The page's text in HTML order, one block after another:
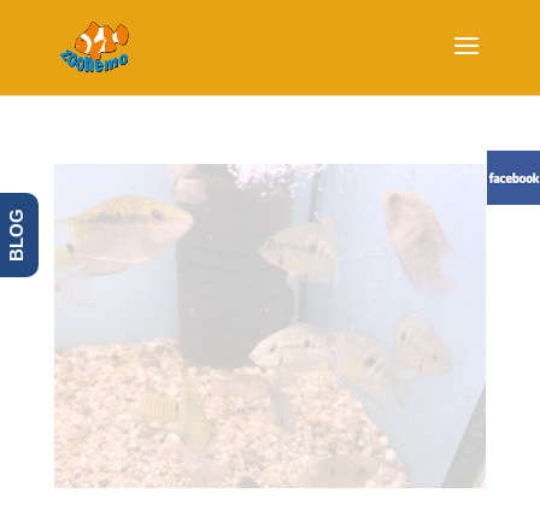
BLOG